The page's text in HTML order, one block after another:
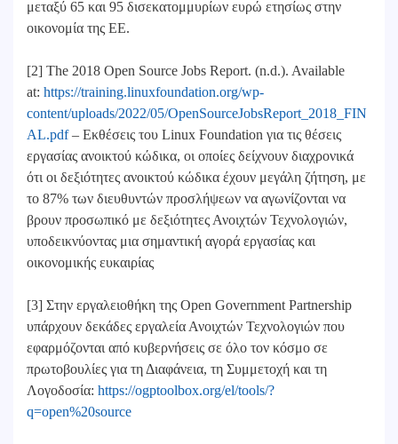
μεταξύ 65 και 95 δισεκατομμυρίων ευρώ ετησίως στην
οικονομία της ΕΕ.
[2] The 2018 Open Source Jobs Report. (n.d.). Available
at: https://training.linuxfoundation.org/wp-
content/uploads/2022/05/OpenSourceJobsReport_2018_FIN
AL.pdf– Εκθέσεις του Linux Foundation για τις θέσεις
εργασίας ανοικτού κώδικα, οι οποίες δείχνουν διαχρονικά
ότι οι δεξιότητες ανοικτού κώδικα έχουν μεγάλη ζήτηση, με
το 87% των διευθυντών προσλήψεων να αγωνίζονται να
βρουν προσωπικό με δεξιότητες Ανοιχτών Τεχνολογιών,
υποδεικνύοντας μια σημαντική αγορά εργασίας και
οικονομικής ευκαιρίας
[3] Στην εργαλειοθήκη της Open Government Partnership
υπάρχουν δεκάδες εργαλεία Ανοιχτών Τεχνολογιών που
εφαρμόζονται από κυβερνήσεις σε όλο τον κόσμο σε
πρωτοβουλίες για τη Διαφάνεια, τη Συμμετοχή και τη
Λογοδοσία: https://ogptoolbox.org/el/tools/?
q=open%20source